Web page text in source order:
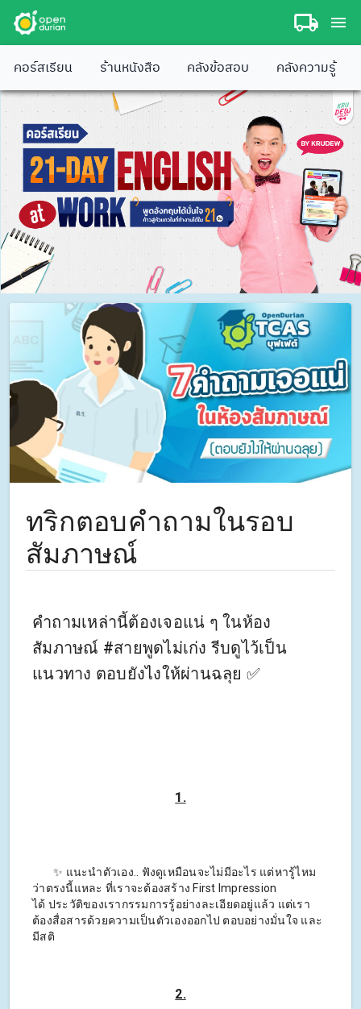
คอร์สเรียน ร้านหนังสือ คลังข้อสอบ คลังความรู้
ทริกตอบคำถามในรอบ
สัมภาษณ์
คำถามเหล่านี้ต้องเจอแน่ ๆ ในห้อง
สัมภาษณ์ #สายพูดไม่เก่ง รีบดูไว้เป็น
แนวทาง ตอบยังไงให้ผ่านฉลุย‍‍‍‍‍‍ ✅
1.
✨ แนะนำตัวเอง.. ฟังดูเหมือนจะไม่มีอะไร แต่หารู้ไหม
ว่าตรงนี้แหละ ที่เราจะต้องสร้าง First Impression
ได้ ประวัติของเรากรรมการรู้อย่างละเอียดอยู่แล้ว แต่เรา
ต้องสื่อสารด้วยความเป็นตัวเองออกไป ตอบอย่างมั่นใจ และ
มีสติ
2.